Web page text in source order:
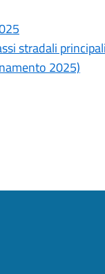
stradali
2025)